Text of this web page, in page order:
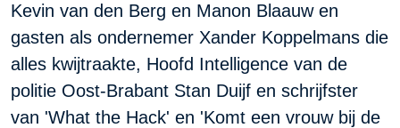
Kevin van den Berg en Manon Blaauw en
gasten als ondernemer Xander Koppelmans die
alles kwijtraakte, Hoofd Intelligence van de
politie Oost-Brabant Stan Duijf en schrijfster
van 'What the Hack' en 'Komt een vrouw bij de